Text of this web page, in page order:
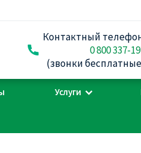
Контактный
0 800 337-
(звонки
Услуги